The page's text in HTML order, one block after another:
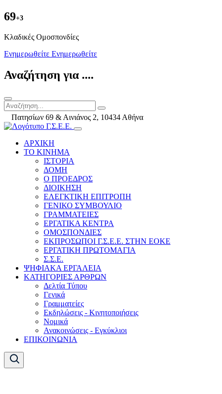
69+3
Kλαδικές Ομοσπονδίες
Ενημερωθείτε Ενημερωθείτε
Αναζήτηση για ....
Πατησίων 69 & Αινιάνος 2, 10434 Αθήνα
ΑΡΧΙΚΗ
ΤΟ ΚΙΝΗΜΑ
ΙΣΤΟΡΙΑ
ΔΟΜΗ
Ο ΠΡΟΕΔΡΟΣ
ΔΙΟΙΚΗΣΗ
ΕΛΕΓΚΤΙΚΗ ΕΠΙΤΡΟΠΗ
ΓΕΝΙΚΟ ΣΥΜΒΟΥΛΙΟ
ΓΡΑΜΜΑΤΕΙΕΣ
ΕΡΓΑΤΙΚΑ ΚΕΝΤΡΑ
ΟΜΟΣΠΟΝΔΙΕΣ
ΕΚΠΡΟΣΩΠΟΙ Γ.Σ.Ε.Ε. ΣΤΗΝ ΕΟΚΕ
ΕΡΓΑΤΙΚΗ ΠΡΩΤΟΜΑΓΙΑ
Σ.Σ.Ε.
ΨΗΦΙΑΚΑ ΕΡΓΑΛΕΙΑ
ΚΑΤΗΓΟΡΙΕΣ ΑΡΘΡΩΝ
Δελτία Τύπου
Γενικά
Γραμματείες
Εκδηλώσεις - Κινητοποιήσεις
Νομικά
Ανακοινώσεις - Εγκύκλιοι
ΕΠΙΚΟΙΝΩΝΙΑ